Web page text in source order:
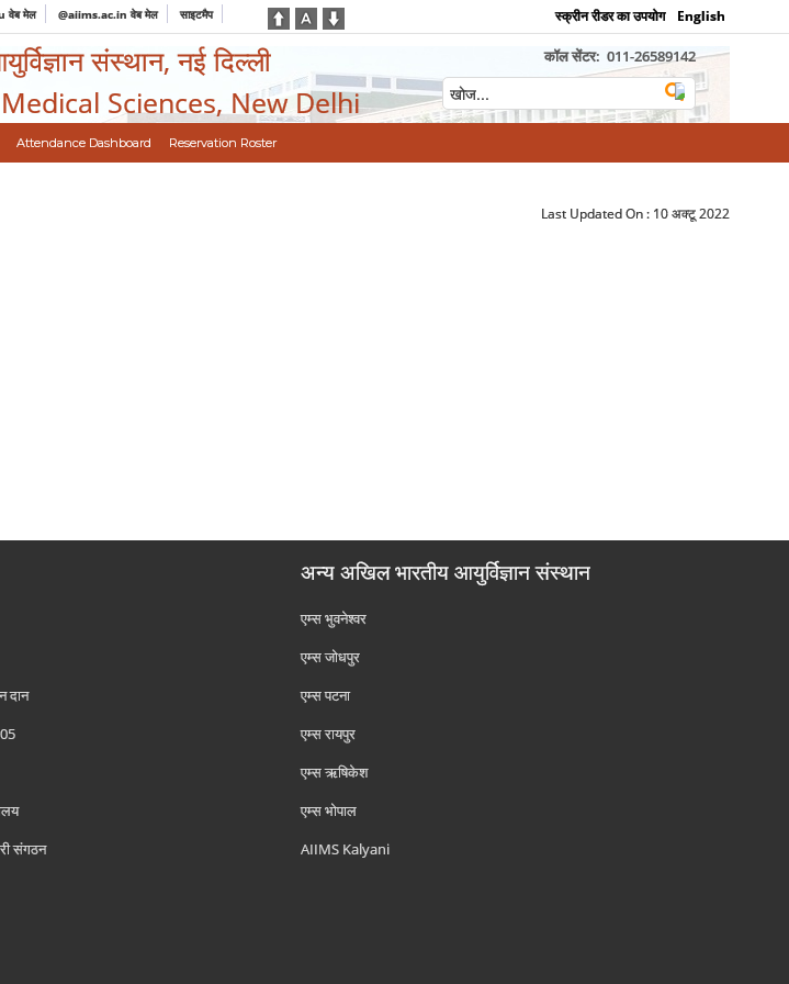
वेब मेल @aiims.ac.in वेब मेल साइटमैप स्क्रीन रीडर का उपयोग English
संस्थान, नई दिल्ली
Sciences, New Delhi
कॉल सेंटर: 011-26589142
Attendance Dashboard Reservation Roster
Last Updated On : 10 अक्टू 2022
दान
संगठन
अन्य अखिल भारतीय आयुर्विज्ञान संस्थान
एम्‍स भुवनेश्वर
एम्‍स जोधपुर
एम्‍स पटना
एम्‍स रायपुर
एम्‍स ऋषिकेश
एम्‍स भोपाल
AIIMS Kalyani